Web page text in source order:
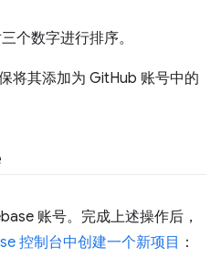
个数字进行排序。
将其添加为 GitHub 账号中的
账号。完成上述操作后，
控制台中创建一个新项目 ：